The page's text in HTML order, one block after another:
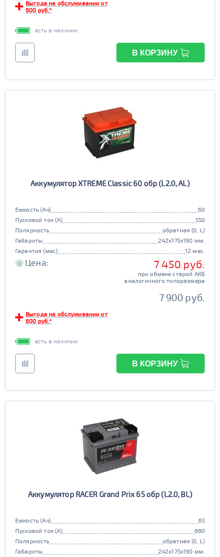
Выгода на обслуживании от
600 руб.*
есть в наличии
В КОРЗИНУ
Аккумулятор XTREME Classic 60 обр (L2.0, AL)
Емкость (Ач)
60
Пусковой ток (А)
550
Полярность
обратная (0, L)
Габариты
242x175x190 мм.
Гарантия (мес)
12 мес.
i Цена: 7 450 руб.
при обмене старой АКБ
аналогичного типоразмера
7 900 руб.
Выгода на обслуживании от
600 руб.*
есть в наличии
В КОРЗИНУ
Аккумулятор RACER Grand Prix 65 обр (L2.0, BL)
Емкость (Ач)
65
Пусковой ток (А)
680
Полярность
обратная (0, L)
Габариты
242x175x190 мм.